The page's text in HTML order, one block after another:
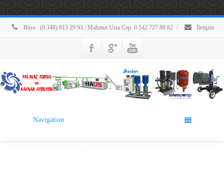
Büro : (0.348) 813 29 93 / Mahmut Usta Cep: 0.542 727 88 82 / İletişim
Navigation